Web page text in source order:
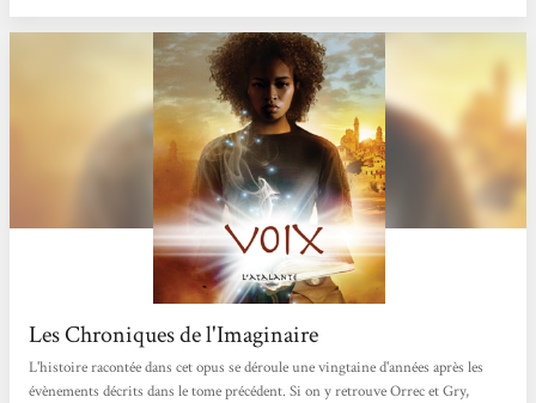
Les Chroniques de l'Imaginaire
L'histoire racontée dans cet opus se déroule une vingtaine d'années après les
évènements décrits dans le tome précédent. Si on y retrouve Orrec et Gry,